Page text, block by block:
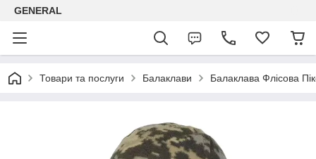
GENERAL
Товари та послуги Балаклави Балаклава Флісова